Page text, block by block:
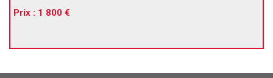
Prix : 1 800 €